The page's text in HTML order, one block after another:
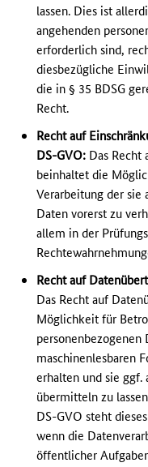
lassen. Dies ist
angehenden
erforderlich sind,
diesbezügliche
die in § 35 BDSG
Recht.
Recht auf
DS-GVO: Das Recht
beinhaltet die
Verarbeitung der sie
Daten vorerst zu
allem in der
Recht auf
Das Recht auf
Möglichkeit für
maschinenlesbaren
erhalten und sie ggf.
übermitteln zu
DS-GVO steht
wenn die
öffentlicher